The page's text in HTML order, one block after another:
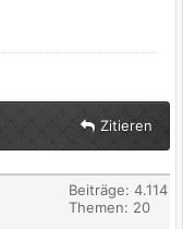
Zitieren
Beiträge: 4.114
Themen: 20